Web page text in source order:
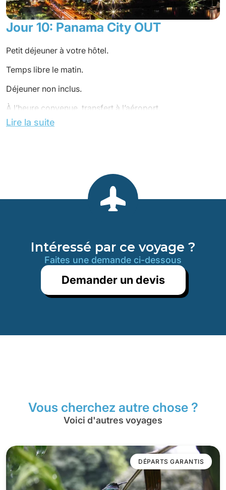
Jour 10: Panama City OUT
Petit déjeuner à votre hôtel.
Temps libre le matin.
Déjeuner non inclus.
À l’heure convenue, transfert à l’aéroport.
Lire la suite
Intéressé par ce voyage ?
Faites une demande ci-dessous
Demander un devis
Vous cherchez autre chose ?
Voici d'autres voyages
DÉPARTS GARANTIS